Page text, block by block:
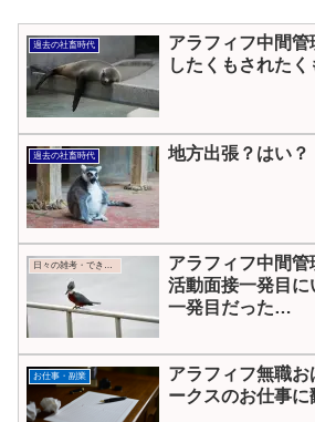
過去の社畜時代
アラフィフ中間
したくもされたく
過去の社畜時代 地方出張？はい？
日々の雑考・できごと
アラフィフ中間
活動面接一発目
一発目だった…
お仕事・副業
アラフィフ無職
ークスのお仕事に